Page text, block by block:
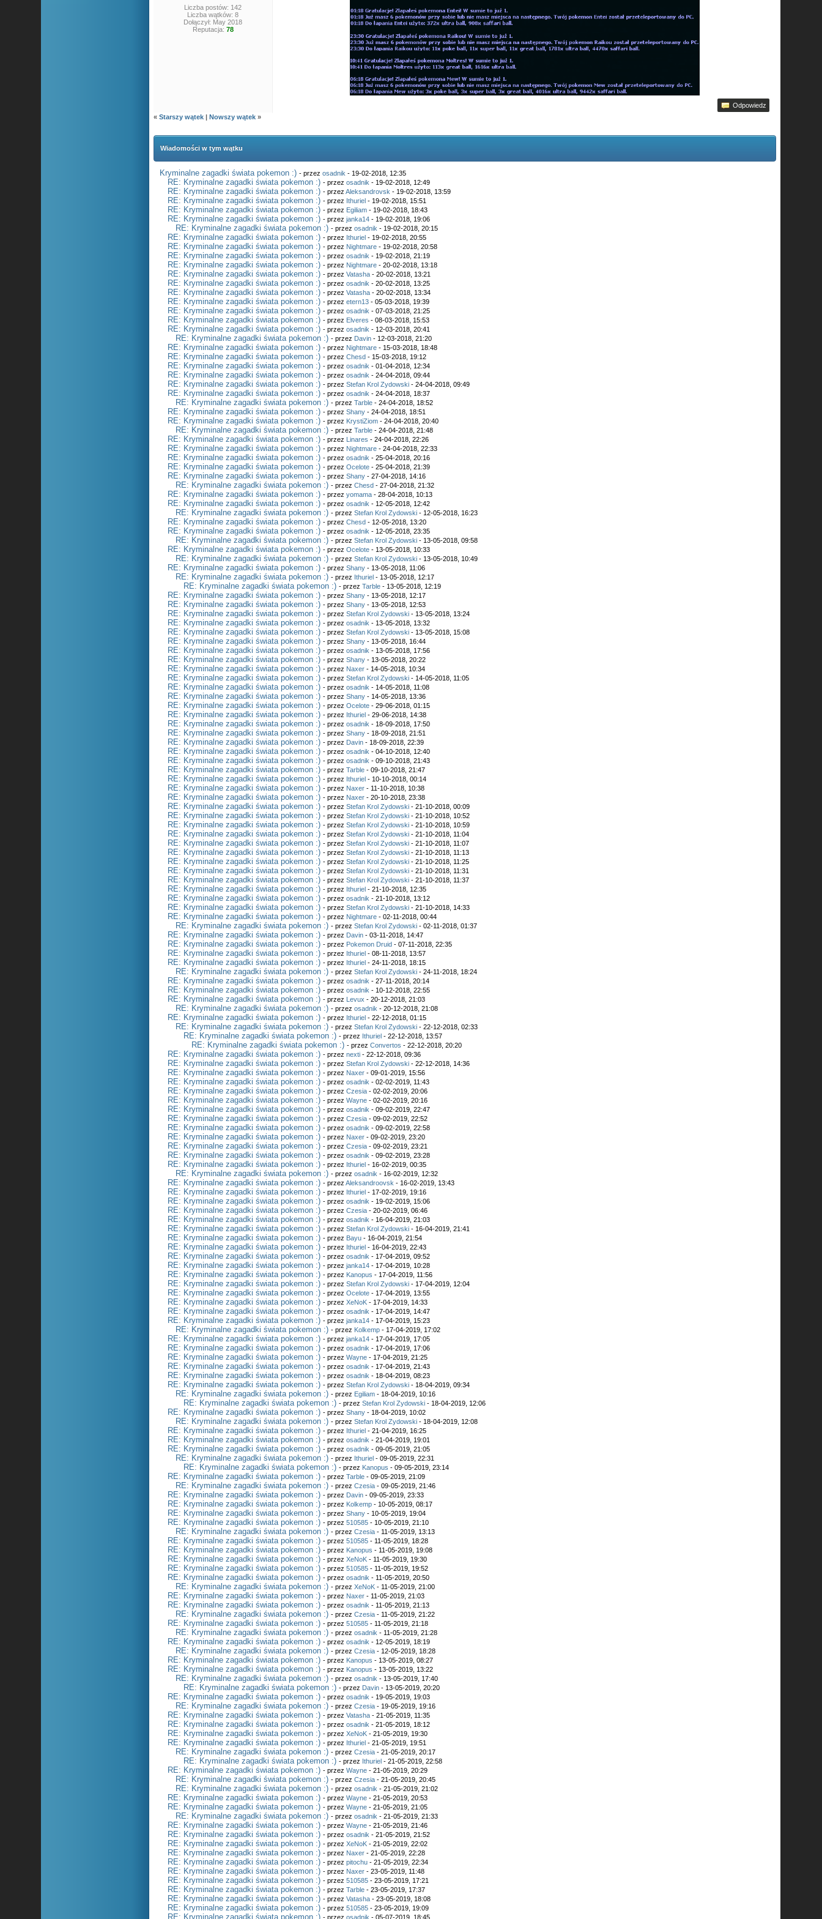
Liczba postów: 142
Liczba wątków: 8
Dołączył: May 2018
Reputacja: 78
Odpowiedz
«Starszy wątek |Nowszy wątek »
Wiadomości w tym wątku
Kryminalne zagadki świata pokemon :) - przezosadnik - 19-02-2018, 12:35
RE: Kryminalne zagadki świata pokemon :) - przezosadnik - 19-02-2018, 12:49
RE: Kryminalne zagadki świata pokemon :) - przezAleksandrovsk - 19-02-2018, 13:59
RE: Kryminalne zagadki świata pokemon :) - przez Ithuriel - 19-02-2018, 15:51
RE: Kryminalne zagadki świata pokemon :) - przez Egiliam - 19-02-2018, 18:43
RE: Kryminalne zagadki świata pokemon :) - przezjanka14 - 19-02-2018, 19:06
RE: Kryminalne zagadki świata pokemon :) - przezosadnik - 19-02-2018, 20:15
RE: Kryminalne zagadki świata pokemon :) - przez Ithuriel - 19-02-2018, 20:55
RE: Kryminalne zagadki świata pokemon :) - przez Nightmare - 19-02-2018, 20:58
RE: Kryminalne zagadki świata pokemon :) - przezosadnik - 19-02-2018, 21:19
RE: Kryminalne zagadki świata pokemon :) - przez Nightmare - 20-02-2018, 13:18
RE: Kryminalne zagadki świata pokemon :) - przezVatasha - 20-02-2018, 13:21
RE: Kryminalne zagadki świata pokemon :) - przezosadnik - 20-02-2018, 13:25
RE: Kryminalne zagadki świata pokemon :) - przezVatasha - 20-02-2018, 13:34
RE: Kryminalne zagadki świata pokemon :) - przezetern13 - 05-03-2018, 19:39
RE: Kryminalne zagadki świata pokemon :) - przezosadnik - 07-03-2018, 21:25
RE: Kryminalne zagadki świata pokemon :) - przez Elveres - 08-03-2018, 15:53
RE: Kryminalne zagadki świata pokemon :) - przezosadnik - 12-03-2018, 20:41
RE: Kryminalne zagadki świata pokemon :) - przez Davin - 12-03-2018, 21:20
RE: Kryminalne zagadki świata pokemon :) - przez Nightmare - 15-03-2018, 18:48
RE: Kryminalne zagadki świata pokemon :) - przezChesd - 15-03-2018, 19:12
RE: Kryminalne zagadki świata pokemon :) - przezosadnik - 01-04-2018, 12:34
RE: Kryminalne zagadki świata pokemon :) - przezosadnik - 24-04-2018, 09:44
RE: Kryminalne zagadki świata pokemon :) - przezStefan Krol Zydowski - 24-04-2018, 09:49
RE: Kryminalne zagadki świata pokemon :) - przezosadnik - 24-04-2018, 18:37
RE: Kryminalne zagadki świata pokemon :) - przezTarble - 24-04-2018, 18:52
RE: Kryminalne zagadki świata pokemon :) - przezShany - 24-04-2018, 18:51
RE: Kryminalne zagadki świata pokemon :) - przez KrystiZiom - 24-04-2018, 20:40
RE: Kryminalne zagadki świata pokemon :) - przezTarble - 24-04-2018, 21:48
RE: Kryminalne zagadki świata pokemon :) - przez Linares - 24-04-2018, 22:26
RE: Kryminalne zagadki świata pokemon :) - przez Nightmare - 24-04-2018, 22:33
RE: Kryminalne zagadki świata pokemon :) - przezosadnik - 25-04-2018, 20:16
RE: Kryminalne zagadki świata pokemon :) - przezOcelote - 25-04-2018, 21:39
RE: Kryminalne zagadki świata pokemon :) - przezShany - 27-04-2018, 14:16
RE: Kryminalne zagadki świata pokemon :) - przezChesd - 27-04-2018, 21:32
RE: Kryminalne zagadki świata pokemon :) - przezyomama - 28-04-2018, 10:13
RE: Kryminalne zagadki świata pokemon :) - przezosadnik - 12-05-2018, 12:42
RE: Kryminalne zagadki świata pokemon :) - przezStefan Krol Zydowski - 12-05-2018, 16:23
RE: Kryminalne zagadki świata pokemon :) - przezChesd - 12-05-2018, 13:20
RE: Kryminalne zagadki świata pokemon :) - przezosadnik - 12-05-2018, 23:35
RE: Kryminalne zagadki świata pokemon :) - przezStefan Krol Zydowski - 13-05-2018, 09:58
RE: Kryminalne zagadki świata pokemon :) - przezOcelote - 13-05-2018, 10:33
RE: Kryminalne zagadki świata pokemon :) - przezStefan Krol Zydowski - 13-05-2018, 10:49
RE: Kryminalne zagadki świata pokemon :) - przezShany - 13-05-2018, 11:06
RE: Kryminalne zagadki świata pokemon :) - przez Ithuriel - 13-05-2018, 12:17
RE: Kryminalne zagadki świata pokemon :) - przezTarble - 13-05-2018, 12:19
RE: Kryminalne zagadki świata pokemon :) - przezShany - 13-05-2018, 12:17
RE: Kryminalne zagadki świata pokemon :) - przezShany - 13-05-2018, 12:53
RE: Kryminalne zagadki świata pokemon :) - przezStefan Krol Zydowski - 13-05-2018, 13:24
RE: Kryminalne zagadki świata pokemon :) - przezosadnik - 13-05-2018, 13:32
RE: Kryminalne zagadki świata pokemon :) - przezStefan Krol Zydowski - 13-05-2018, 15:08
RE: Kryminalne zagadki świata pokemon :) - przezShany - 13-05-2018, 16:44
RE: Kryminalne zagadki świata pokemon :) - przezosadnik - 13-05-2018, 17:56
RE: Kryminalne zagadki świata pokemon :) - przezShany - 13-05-2018, 20:22
RE: Kryminalne zagadki świata pokemon :) - przez Naxer - 14-05-2018, 10:34
RE: Kryminalne zagadki świata pokemon :) - przezStefan Krol Zydowski - 14-05-2018, 11:05
RE: Kryminalne zagadki świata pokemon :) - przezosadnik - 14-05-2018, 11:08
RE: Kryminalne zagadki świata pokemon :) - przezShany - 14-05-2018, 13:36
RE: Kryminalne zagadki świata pokemon :) - przezOcelote - 29-06-2018, 01:15
RE: Kryminalne zagadki świata pokemon :) - przez Ithuriel - 29-06-2018, 14:38
RE: Kryminalne zagadki świata pokemon :) - przezosadnik - 18-09-2018, 17:50
RE: Kryminalne zagadki świata pokemon :) - przezShany - 18-09-2018, 21:51
RE: Kryminalne zagadki świata pokemon :) - przez Davin - 18-09-2018, 22:39
RE: Kryminalne zagadki świata pokemon :) - przezosadnik - 04-10-2018, 12:40
RE: Kryminalne zagadki świata pokemon :) - przezosadnik - 09-10-2018, 21:43
RE: Kryminalne zagadki świata pokemon :) - przezTarble - 09-10-2018, 21:47
RE: Kryminalne zagadki świata pokemon :) - przez Ithuriel - 10-10-2018, 00:14
RE: Kryminalne zagadki świata pokemon :) - przez Naxer - 11-10-2018, 10:38
RE: Kryminalne zagadki świata pokemon :) - przez Naxer - 20-10-2018, 23:38
RE: Kryminalne zagadki świata pokemon :) - przezStefan Krol Zydowski - 21-10-2018, 00:09
RE: Kryminalne zagadki świata pokemon :) - przezStefan Krol Zydowski - 21-10-2018, 10:52
RE: Kryminalne zagadki świata pokemon :) - przezStefan Krol Zydowski - 21-10-2018, 10:59
RE: Kryminalne zagadki świata pokemon :) - przezStefan Krol Zydowski - 21-10-2018, 11:04
RE: Kryminalne zagadki świata pokemon :) - przezStefan Krol Zydowski - 21-10-2018, 11:07
RE: Kryminalne zagadki świata pokemon :) - przezStefan Krol Zydowski - 21-10-2018, 11:13
RE: Kryminalne zagadki świata pokemon :) - przezStefan Krol Zydowski - 21-10-2018, 11:25
RE: Kryminalne zagadki świata pokemon :) - przezStefan Krol Zydowski - 21-10-2018, 11:31
RE: Kryminalne zagadki świata pokemon :) - przezStefan Krol Zydowski - 21-10-2018, 11:37
RE: Kryminalne zagadki świata pokemon :) - przez Ithuriel - 21-10-2018, 12:35
RE: Kryminalne zagadki świata pokemon :) - przezosadnik - 21-10-2018, 13:12
RE: Kryminalne zagadki świata pokemon :) - przezStefan Krol Zydowski - 21-10-2018, 14:33
RE: Kryminalne zagadki świata pokemon :) - przez Nightmare - 02-11-2018, 00:44
RE: Kryminalne zagadki świata pokemon :) - przezStefan Krol Zydowski - 02-11-2018, 01:37
RE: Kryminalne zagadki świata pokemon :) - przez Davin - 03-11-2018, 14:47
RE: Kryminalne zagadki świata pokemon :) - przez Pokemon Druid - 07-11-2018, 22:35
RE: Kryminalne zagadki świata pokemon :) - przez Ithuriel - 08-11-2018, 13:57
RE: Kryminalne zagadki świata pokemon :) - przez Ithuriel - 24-11-2018, 18:15
RE: Kryminalne zagadki świata pokemon :) - przezStefan Krol Zydowski - 24-11-2018, 18:24
RE: Kryminalne zagadki świata pokemon :) - przezosadnik - 27-11-2018, 20:14
RE: Kryminalne zagadki świata pokemon :) - przezosadnik - 10-12-2018, 22:55
RE: Kryminalne zagadki świata pokemon :) - przez Levux - 20-12-2018, 21:03
RE: Kryminalne zagadki świata pokemon :) - przezosadnik - 20-12-2018, 21:08
RE: Kryminalne zagadki świata pokemon :) - przez Ithuriel - 22-12-2018, 01:15
RE: Kryminalne zagadki świata pokemon :) - przezStefan Krol Zydowski - 22-12-2018, 02:33
RE: Kryminalne zagadki świata pokemon :) - przez Ithuriel - 22-12-2018, 13:57
RE: Kryminalne zagadki świata pokemon :) - przezConvertos - 22-12-2018, 20:20
RE: Kryminalne zagadki świata pokemon :) - przeznexti - 22-12-2018, 09:36
RE: Kryminalne zagadki świata pokemon :) - przezStefan Krol Zydowski - 22-12-2018, 14:36
RE: Kryminalne zagadki świata pokemon :) - przez Naxer - 09-01-2019, 15:56
RE: Kryminalne zagadki świata pokemon :) - przezosadnik - 02-02-2019, 11:43
RE: Kryminalne zagadki świata pokemon :) - przezCzesia - 02-02-2019, 20:06
RE: Kryminalne zagadki świata pokemon :) - przezWayne - 02-02-2019, 20:16
RE: Kryminalne zagadki świata pokemon :) - przezosadnik - 09-02-2019, 22:47
RE: Kryminalne zagadki świata pokemon :) - przezCzesia - 09-02-2019, 22:52
RE: Kryminalne zagadki świata pokemon :) - przezosadnik - 09-02-2019, 22:58
RE: Kryminalne zagadki świata pokemon :) - przez Naxer - 09-02-2019, 23:20
RE: Kryminalne zagadki świata pokemon :) - przezCzesia - 09-02-2019, 23:21
RE: Kryminalne zagadki świata pokemon :) - przezosadnik - 09-02-2019, 23:28
RE: Kryminalne zagadki świata pokemon :) - przez Ithuriel - 16-02-2019, 00:35
RE: Kryminalne zagadki świata pokemon :) - przezosadnik - 16-02-2019, 12:32
RE: Kryminalne zagadki świata pokemon :) - przezAleksandroovsk - 16-02-2019, 13:43
RE: Kryminalne zagadki świata pokemon :) - przez Ithuriel - 17-02-2019, 19:16
RE: Kryminalne zagadki świata pokemon :) - przezosadnik - 19-02-2019, 15:06
RE: Kryminalne zagadki świata pokemon :) - przezCzesia - 20-02-2019, 06:46
RE: Kryminalne zagadki świata pokemon :) - przezosadnik - 16-04-2019, 21:03
RE: Kryminalne zagadki świata pokemon :) - przezStefan Krol Zydowski - 16-04-2019, 21:41
RE: Kryminalne zagadki świata pokemon :) - przez Bayu - 16-04-2019, 21:54
RE: Kryminalne zagadki świata pokemon :) - przez Ithuriel - 16-04-2019, 22:43
RE: Kryminalne zagadki świata pokemon :) - przezosadnik - 17-04-2019, 09:52
RE: Kryminalne zagadki świata pokemon :) - przezjanka14 - 17-04-2019, 10:28
RE: Kryminalne zagadki świata pokemon :) - przez Kanopus - 17-04-2019, 11:56
RE: Kryminalne zagadki świata pokemon :) - przezStefan Krol Zydowski - 17-04-2019, 12:04
RE: Kryminalne zagadki świata pokemon :) - przezOcelote - 17-04-2019, 13:55
RE: Kryminalne zagadki świata pokemon :) - przezXeNoK - 17-04-2019, 14:33
RE: Kryminalne zagadki świata pokemon :) - przezosadnik - 17-04-2019, 14:47
RE: Kryminalne zagadki świata pokemon :) - przezjanka14 - 17-04-2019, 15:23
RE: Kryminalne zagadki świata pokemon :) - przez Kolkemp - 17-04-2019, 17:02
RE: Kryminalne zagadki świata pokemon :) - przezjanka14 - 17-04-2019, 17:05
RE: Kryminalne zagadki świata pokemon :) - przezosadnik - 17-04-2019, 17:06
RE: Kryminalne zagadki świata pokemon :) - przezWayne - 17-04-2019, 21:25
RE: Kryminalne zagadki świata pokemon :) - przezosadnik - 17-04-2019, 21:43
RE: Kryminalne zagadki świata pokemon :) - przezosadnik - 18-04-2019, 08:23
RE: Kryminalne zagadki świata pokemon :) - przezStefan Krol Zydowski - 18-04-2019, 09:34
RE: Kryminalne zagadki świata pokemon :) - przez Egiliam - 18-04-2019, 10:16
RE: Kryminalne zagadki świata pokemon :) - przezStefan Krol Zydowski - 18-04-2019, 12:06
RE: Kryminalne zagadki świata pokemon :) - przezShany - 18-04-2019, 10:02
RE: Kryminalne zagadki świata pokemon :) - przezStefan Krol Zydowski - 18-04-2019, 12:08
RE: Kryminalne zagadki świata pokemon :) - przez Ithuriel - 21-04-2019, 16:25
RE: Kryminalne zagadki świata pokemon :) - przezosadnik - 21-04-2019, 19:01
RE: Kryminalne zagadki świata pokemon :) - przezosadnik - 09-05-2019, 21:05
RE: Kryminalne zagadki świata pokemon :) - przez Ithuriel - 09-05-2019, 22:31
RE: Kryminalne zagadki świata pokemon :) - przez Kanopus - 09-05-2019, 23:14
RE: Kryminalne zagadki świata pokemon :) - przezTarble - 09-05-2019, 21:09
RE: Kryminalne zagadki świata pokemon :) - przezCzesia - 09-05-2019, 21:46
RE: Kryminalne zagadki świata pokemon :) - przez Davin - 09-05-2019, 23:33
RE: Kryminalne zagadki świata pokemon :) - przez Kolkemp - 10-05-2019, 08:17
RE: Kryminalne zagadki świata pokemon :) - przezShany - 10-05-2019, 19:04
RE: Kryminalne zagadki świata pokemon :) - przez510585 - 10-05-2019, 21:10
RE: Kryminalne zagadki świata pokemon :) - przezCzesia - 11-05-2019, 13:13
RE: Kryminalne zagadki świata pokemon :) - przez510585 - 11-05-2019, 18:28
RE: Kryminalne zagadki świata pokemon :) - przez Kanopus - 11-05-2019, 19:08
RE: Kryminalne zagadki świata pokemon :) - przezXeNoK - 11-05-2019, 19:30
RE: Kryminalne zagadki świata pokemon :) - przez510585 - 11-05-2019, 19:52
RE: Kryminalne zagadki świata pokemon :) - przezosadnik - 11-05-2019, 20:50
RE: Kryminalne zagadki świata pokemon :) - przezXeNoK - 11-05-2019, 21:00
RE: Kryminalne zagadki świata pokemon :) - przez Naxer - 11-05-2019, 21:03
RE: Kryminalne zagadki świata pokemon :) - przezosadnik - 11-05-2019, 21:13
RE: Kryminalne zagadki świata pokemon :) - przezCzesia - 11-05-2019, 21:22
RE: Kryminalne zagadki świata pokemon :) - przez510585 - 11-05-2019, 21:18
RE: Kryminalne zagadki świata pokemon :) - przezosadnik - 11-05-2019, 21:28
RE: Kryminalne zagadki świata pokemon :) - przezosadnik - 12-05-2019, 18:19
RE: Kryminalne zagadki świata pokemon :) - przezCzesia - 12-05-2019, 18:28
RE: Kryminalne zagadki świata pokemon :) - przez Kanopus - 13-05-2019, 08:27
RE: Kryminalne zagadki świata pokemon :) - przez Kanopus - 13-05-2019, 13:22
RE: Kryminalne zagadki świata pokemon :) - przezosadnik - 13-05-2019, 17:40
RE: Kryminalne zagadki świata pokemon :) - przez Davin - 13-05-2019, 20:20
RE: Kryminalne zagadki świata pokemon :) - przezosadnik - 19-05-2019, 19:03
RE: Kryminalne zagadki świata pokemon :) - przezCzesia - 19-05-2019, 19:16
RE: Kryminalne zagadki świata pokemon :) - przezVatasha - 21-05-2019, 11:35
RE: Kryminalne zagadki świata pokemon :) - przezosadnik - 21-05-2019, 18:12
RE: Kryminalne zagadki świata pokemon :) - przezXeNoK - 21-05-2019, 19:30
RE: Kryminalne zagadki świata pokemon :) - przez Ithuriel - 21-05-2019, 19:51
RE: Kryminalne zagadki świata pokemon :) - przezCzesia - 21-05-2019, 20:17
RE: Kryminalne zagadki świata pokemon :) - przez Ithuriel - 21-05-2019, 22:58
RE: Kryminalne zagadki świata pokemon :) - przezWayne - 21-05-2019, 20:29
RE: Kryminalne zagadki świata pokemon :) - przezCzesia - 21-05-2019, 20:45
RE: Kryminalne zagadki świata pokemon :) - przezosadnik - 21-05-2019, 21:02
RE: Kryminalne zagadki świata pokemon :) - przezWayne - 21-05-2019, 20:53
RE: Kryminalne zagadki świata pokemon :) - przezWayne - 21-05-2019, 21:05
RE: Kryminalne zagadki świata pokemon :) - przezosadnik - 21-05-2019, 21:33
RE: Kryminalne zagadki świata pokemon :) - przezWayne - 21-05-2019, 21:46
RE: Kryminalne zagadki świata pokemon :) - przezosadnik - 21-05-2019, 21:52
RE: Kryminalne zagadki świata pokemon :) - przezXeNoK - 21-05-2019, 22:02
RE: Kryminalne zagadki świata pokemon :) - przez Naxer - 21-05-2019, 22:28
RE: Kryminalne zagadki świata pokemon :) - przezpitochu - 21-05-2019, 22:34
RE: Kryminalne zagadki świata pokemon :) - przez Naxer - 23-05-2019, 11:48
RE: Kryminalne zagadki świata pokemon :) - przez510585 - 23-05-2019, 17:21
RE: Kryminalne zagadki świata pokemon :) - przezTarble - 23-05-2019, 17:37
RE: Kryminalne zagadki świata pokemon :) - przezVatasha - 23-05-2019, 18:08
RE: Kryminalne zagadki świata pokemon :) - przez510585 - 23-05-2019, 19:09
RE: Kryminalne zagadki świata pokemon :) - przezosadnik - 05-07-2019, 18:45